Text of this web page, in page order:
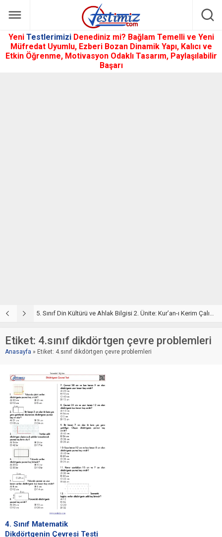
Yeni Testlerimizi Denediniz mi? Bağlam Temelli ve Yeni
Müfredat Uyumlu, Ezberi Bozan Dinamik Yapı, Kalıcı ve
Etkin Öğrenme, Motivasyon Odaklı Tasarım, Paylaşılabilir
Başarı
5. Sınıf Kur’an-ı Kerim ve Temel Özellikleri Testi – Online Çöz
Etiket: 4.sınıf dikdörtgen çevre problemleri
Anasayfa » Etiket: 4.sınıf dikdörtgen çevre problemleri
4. Sınıf Matematik
Dikdörtgenin Çevresi Testi